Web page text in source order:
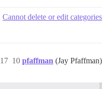
Cannot delete or edit categories
pfaffman (Jay Pfaffman) 17 ديسمبر 2021، 2:02م 10